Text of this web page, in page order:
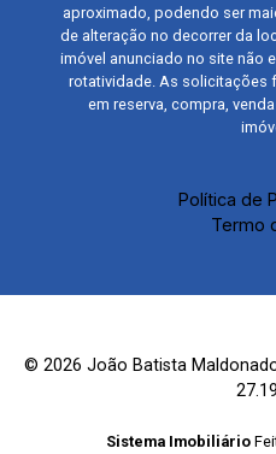
aproximado, podendo ser
de alteração no decorrer da
imóvel anunciado no site não
rotatividade. As solicitações
em reserva, compra,
Política de
Termo
© 2026 João Batista Maldonado
Sistema Imobiliário